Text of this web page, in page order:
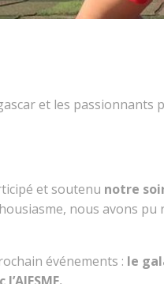
et les passionnants
et soutenu notre
nous avons pu
événements : le